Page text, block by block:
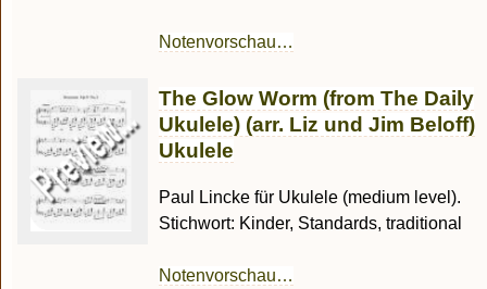
Notenvorschau…
The Glow Worm (from The Daily
Ukulele) (arr. Liz und Jim Beloff)
Ukulele
Paul Lincke für Ukulele (medium level).
Stichwort: Kinder, Standards, traditional
Notenvorschau…